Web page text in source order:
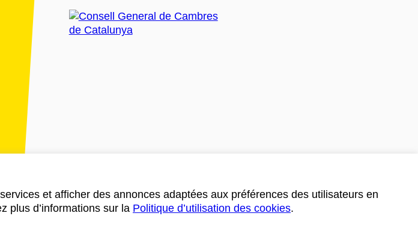
et afficher des annonces adaptées aux préférences des utilisateurs en
plus d’informations sur la Politique d’utilisation des cookies.